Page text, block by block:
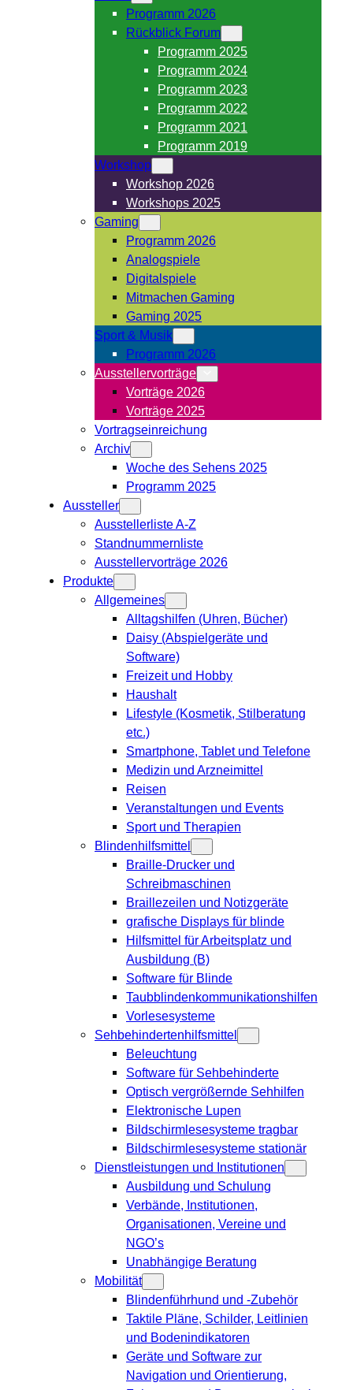
Programm 2026
Rückblick Forum
Programm 2025
Programm 2024
Programm 2023
Programm 2022
Programm 2021
Programm 2019
Workshop
Workshop 2026
Workshops 2025
Gaming
Programm 2026
Analogspiele
Digitalspiele
Mitmachen Gaming
Gaming 2025
Sport & Musik
Programm 2026
Ausstellervorträge
Vorträge 2026
Vorträge 2025
Vortragseinreichung
Archiv
Woche des Sehens 2025
Programm 2025
Aussteller
Ausstellerliste A-Z
Standnummernliste
Ausstellervorträge 2026
Produkte
Allgemeines
Alltagshilfen (Uhren, Bücher)
Daisy (Abspielgeräte und
Software)
Freizeit und Hobby
Haushalt
Lifestyle (Kosmetik, Stilberatung
etc.)
Smartphone, Tablet und Telefone
Medizin und Arzneimittel
Reisen
Veranstaltungen und Events
Sport und Therapien
Blindenhilfsmittel
Braille-Drucker und
Schreibmaschinen
Braillezeilen und Notizgeräte
grafische Displays für blinde
Hilfsmittel für Arbeitsplatz und
Ausbildung (B)
Software für Blinde
Taubblindenkommunikationshilfen
Vorlesesysteme
Sehbehindertenhilfsmittel
Beleuchtung
Software für Sehbehinderte
Optisch vergrößernde Sehhilfen
Elektronische Lupen
Bildschirmlesesysteme tragbar
Bildschirmlesesysteme stationär
Dienstleistungen und Institutionen
Ausbildung und Schulung
Verbände, Institutionen,
Organisationen, Vereine und
NGO’s
Unabhängige Beratung
Mobilität
Blindenführhund und -Zubehör
Taktile Pläne, Schilder, Leitlinien
und Bodenindikatoren
Geräte und Software zur
Navigation und Orientierung,